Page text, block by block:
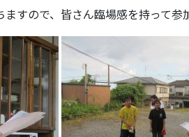
すので、皆さん臨場感を持って参